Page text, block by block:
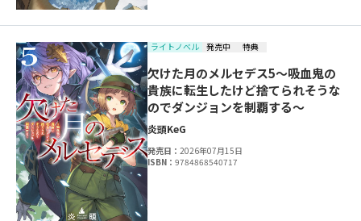
ライトノベル 発売中 特典
欠けた月のメルセデス5～吸血鬼の
貴族に転生したけど捨てられそうな
のでダンジョンを制覇する～
炎頭KeG
発売日：2026年07月15日
ISBN：9784868540717